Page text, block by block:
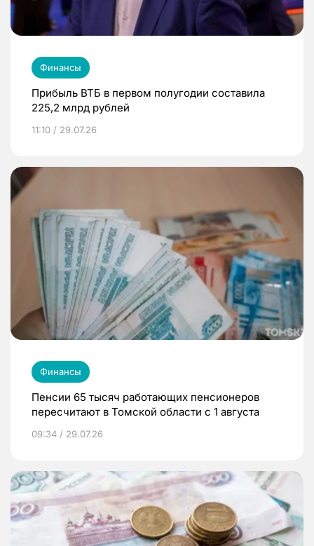
Финансы
Прибыль ВТБ в первом полугодии составила
225,2 млрд рублей
11:10 / 29.07.26
Финансы
Пенсии 65 тысяч работающих пенсионеров
пересчитают в Томской области с 1 августа
09:34 / 29.07.26